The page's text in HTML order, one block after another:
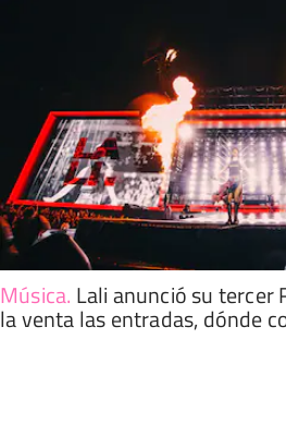
Música. Lali anunció su tercer
la venta las entradas, dónde